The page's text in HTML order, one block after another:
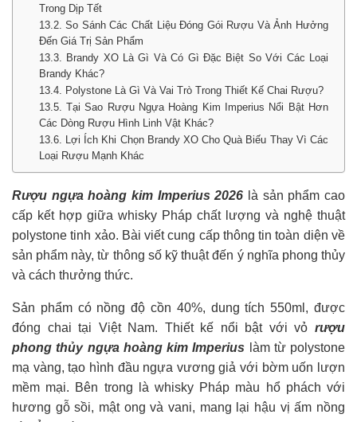
Trong Dịp Tết
13.2. So Sánh Các Chất Liệu Đóng Gói Rượu Và Ảnh Hưởng
Đến Giá Trị Sản Phẩm
13.3. Brandy XO Là Gì Và Có Gì Đặc Biệt So Với Các Loại
Brandy Khác?
13.4. Polystone Là Gì Và Vai Trò Trong Thiết Kế Chai Rượu?
13.5. Tại Sao Rượu Ngựa Hoàng Kim Imperius Nổi Bật Hơn
Các Dòng Rượu Hình Linh Vật Khác?
13.6. Lợi Ích Khi Chọn Brandy XO Cho Quà Biếu Thay Vì Các
Loại Rượu Mạnh Khác
Rượu ngựa hoàng kim Imperius 2026 là sản phẩm cao
cấp kết hợp giữa whisky Pháp chất lượng và nghệ thuật
polystone tinh xảo. Bài viết cung cấp thông tin toàn diện về
sản phẩm này, từ thông số kỹ thuật đến ý nghĩa phong thủy
và cách thưởng thức.
Sản phẩm có nồng độ cồn 40%, dung tích 550ml, được
đóng chai tại Việt Nam. Thiết kế nổi bật với vỏ rượu
phong thủy ngựa hoàng kim Imperius làm từ polystone
mạ vàng, tạo hình đầu ngựa vương giả với bờm uốn lượn
mềm mại. Bên trong là whisky Pháp màu hổ phách với
hương gỗ sồi, mật ong và vani, mang lại hậu vị ấm nồng